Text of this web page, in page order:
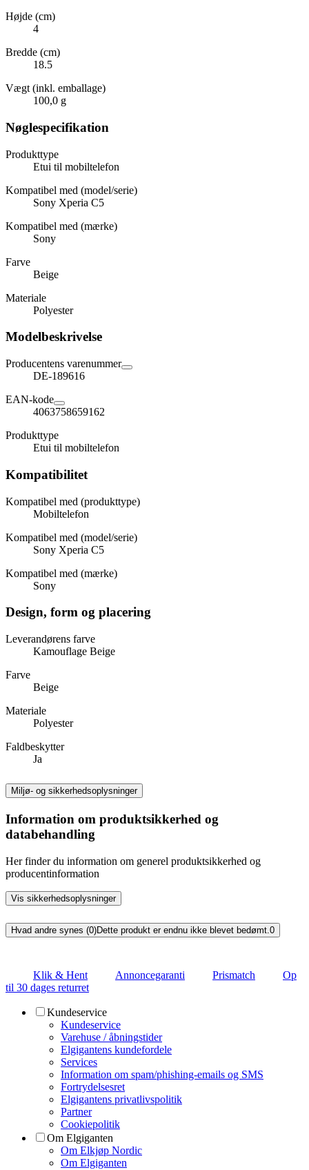
Højde (cm)
4
Bredde (cm)
18.5
Vægt (inkl. emballage)
100,0 g
Nøglespecifikation
Produkttype
Etui til mobiltelefon
Kompatibel med (model/serie)
Sony Xperia C5
Kompatibel med (mærke)
Sony
Farve
Beige
Materiale
Polyester
Modelbeskrivelse
Producentens varenummer
DE-189616
EAN-kode
4063758659162
Produkttype
Etui til mobiltelefon
Kompatibilitet
Kompatibel med (produkttype)
Mobiltelefon
Kompatibel med (model/serie)
Sony Xperia C5
Kompatibel med (mærke)
Sony
Design, form og placering
Leverandørens farve
Kamouflage Beige
Farve
Beige
Materiale
Polyester
Faldbeskytter
Ja
Miljø- og sikkerhedsoplysninger
Information om produktsikkerhed og
databehandling
Her finder du information om generel produktsikkerhed og
producentinformation
Vis sikkerhedsoplysninger
Hvad andre synes (0)Dette produkt er endnu ikke blevet bedømt.0
Klik & Hent Annoncegaranti Prismatch
Op
til 30 dages returret
Kundeservice
Kundeservice
Varehuse / åbningstider
Elgigantens kundefordele
Services
Information om spam/phishing-emails og SMS
Fortrydelsesret
Elgigantens privatlivspolitik
Partner
Cookiepolitik
Om Elgiganten
Om Elkjøp Nordic
Om Elgiganten